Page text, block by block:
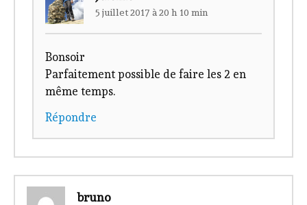
5 juillet 2017 à 20 h 10 min
Bonsoir
Parfaitement possible de faire les 2 en
même temps.
Répondre
bruno